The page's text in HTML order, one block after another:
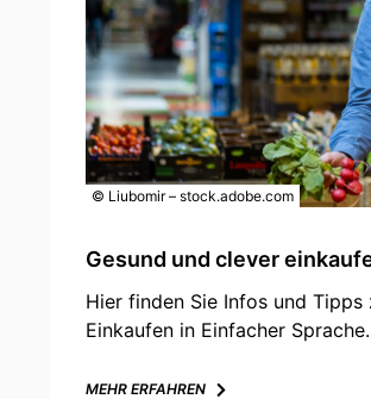
© Liubomir – stock.adobe.com
Gesund und clever
Hier finden Sie Infos und
Einkaufen in Einfacher Sprache.
MEHR ERFAHREN